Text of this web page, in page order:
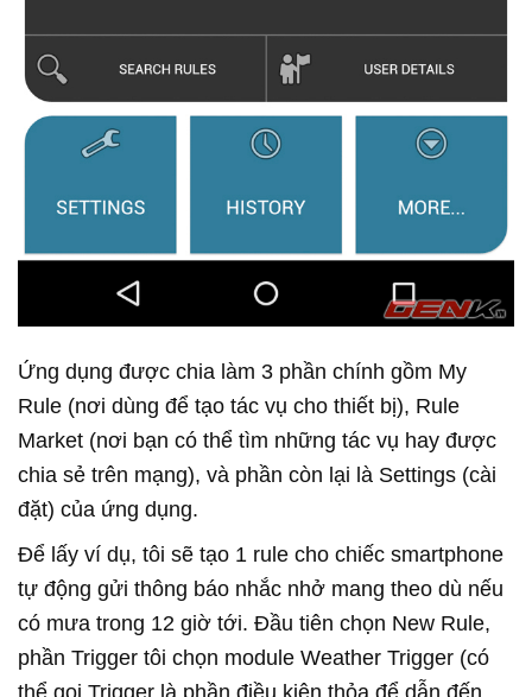
Ứng dụng được chia làm 3 phần chính gồm My
Rule (nơi dùng để tạo tác vụ cho thiết bị), Rule
Market (nơi bạn có thể tìm những tác vụ hay được
chia sẻ trên mạng), và phần còn lại là Settings (cài
đặt) của ứng dụng.
Để lấy ví dụ, tôi sẽ tạo 1 rule cho chiếc smartphone
tự động gửi thông báo nhắc nhở mang theo dù nếu
có mưa trong 12 giờ tới. Đầu tiên chọn New Rule,
phần Trigger tôi chọn module Weather Trigger (có
thể gọi Trigger là phần điều kiện thỏa để dẫn đến